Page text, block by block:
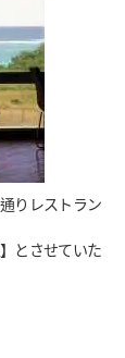
りレストラン
とさせていた